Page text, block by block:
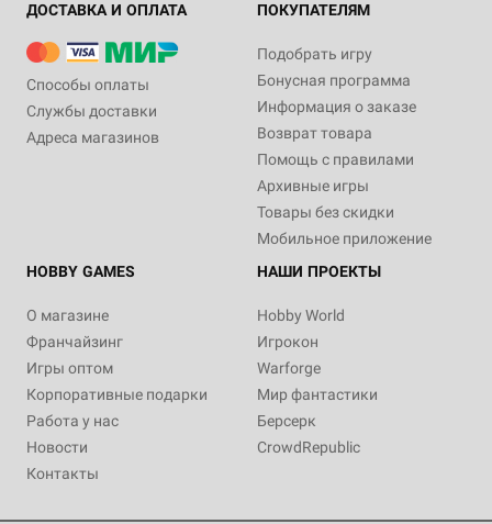
ДОСТАВКА И ОПЛАТА
Способы оплаты
Службы доставки
Адреса магазинов
ПОКУПАТЕЛЯМ
Подобрать игру
Бонусная программа
Информация о заказе
Возврат товара
Помощь с правилами
Архивные игры
Товары без скидки
Мобильное приложение
HOBBY GAMES
О магазине
Франчайзинг
Игры оптом
Корпоративные подарки
Работа у нас
Новости
Контакты
НАШИ ПРОЕКТЫ
Hobby World
Игрокон
Warforge
Мир фантастики
Берсерк
CrowdRepublic